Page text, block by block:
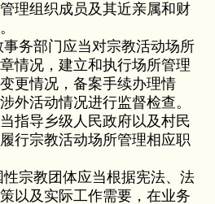
理组织成员及其近亲属和财
务部门应当对宗教活动场所
情况，建立和执行场所管理
更情况，备案手续办理情
外活动情况进行监督检查。
导乡级人民政府以及村民
行宗教活动场所管理相应职
宗教团体应当根据宪法、法
以及实际工作需要，在业务